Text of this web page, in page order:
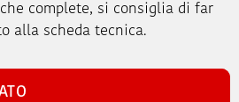
complete, si consiglia di far
alla scheda tecnica.